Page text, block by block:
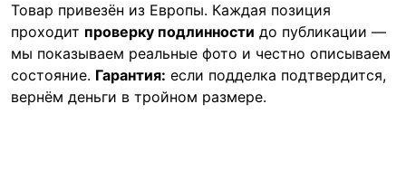
Товар привезён из Европы. Каждая позиция
проходит проверку подлинности до публикации —
мы показываем реальные фото и честно описываем
состояние. Гарантия: если подделка подтвердится,
вернём деньги в тройном размере.